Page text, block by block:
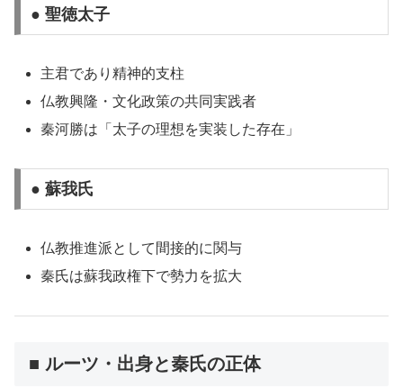
● 聖徳太子
主君であり精神的支柱
仏教興隆・文化政策の共同実践者
秦河勝は「太子の理想を実装した存在」
● 蘇我氏
仏教推進派として間接的に関与
秦氏は蘇我政権下で勢力を拡大
■ ルーツ・出身と秦氏の正体